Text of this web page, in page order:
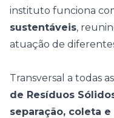
instituto funciona
sustentáveis,
atuação de
Transversal a todas
de Resíduos
separação, coleta